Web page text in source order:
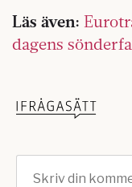
Läs även:
dagens